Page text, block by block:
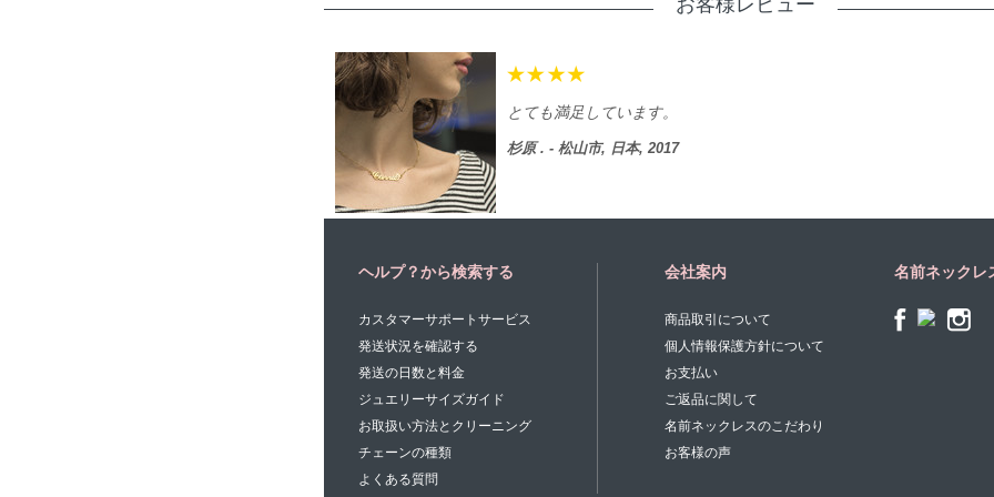
とても満足しています。
杉原 . - 松山市, 日本, 2017
ヘルプ？から検索する
カスタマーサポートサービス
発送状況を確認する
発送の日数と料金
ジュエリーサイズガイド
お取扱い方法とクリーニング
チェーンの種類
よくある質問
会社案内
商品取引について
個人情報保護方針について
お支払い
ご返品に関して
名前ネックレスのこだわり
お客様の声
名前ネックレ